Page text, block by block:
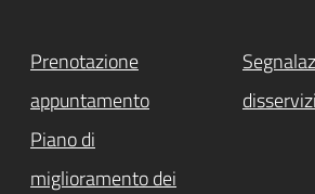
Prenotazione
appuntamento
Piano di
miglioramento dei